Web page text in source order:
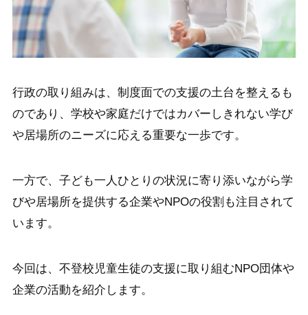
行政の取り組みは、制度面での支援の土台を整えるも
のであり、学校や家庭だけではカバーしきれない学び
や居場所のニーズに応える重要な一歩です。
一方で、子ども一人ひとりの状況に寄り添いながら学
びや居場所を提供する企業やNPOの役割も注目されて
います。
今回は、不登校児童生徒の支援に取り組むNPO団体や
企業の活動を紹介します。